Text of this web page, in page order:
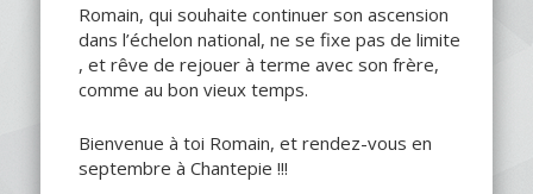
Romain, qui souhaite continuer son ascension
dans l’échelon national, ne se fixe pas de limite
, et rêve de rejouer à terme avec son frère,
comme au bon vieux temps.
Bienvenue à toi Romain, et rendez-vous en
septembre à Chantepie !!!